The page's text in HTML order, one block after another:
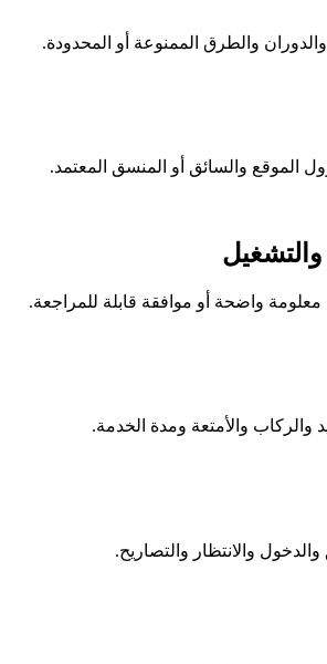
والطرق الممنوعة أو المحدودة.
والسائق أو المنسق المعتمد.
واضحة أو موافقة قابلة للمراجعة.
والركاب والأمتعة ومدة الخدمة.
والانتظار والتصاريح.